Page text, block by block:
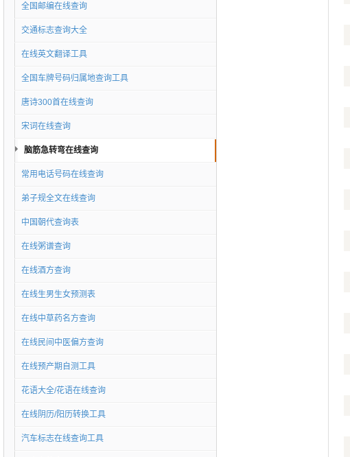
全国邮编在线查询
交通标志查询大全
在线英文翻译工具
全国车牌号码归属地查询工具
唐诗300首在线查询
宋词在线查询
脑筋急转弯在线查询
常用电话号码在线查询
弟子规全文在线查询
中国朝代查询表
在线粥谱查询
在线酒方查询
在线生男生女预测表
在线中草药名方查询
在线民间中医偏方查询
在线预产期自测工具
花语大全/花语在线查询
在线阴历/阳历转换工具
汽车标志在线查询工具